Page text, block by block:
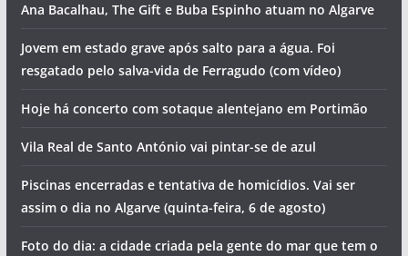
Ana Bacalhau, The Gift e Buba Espinho atuam no Algarve
Jovem em estado grave após salto para a água. Foi
resgatado pelo salva-vida de Ferragudo (com vídeo)
Hoje há concerto com sotaque alentejano em Portimão
Vila Real de Santo António vai pintar-se de azul
Piscinas encerradas e tentativa de homicídios. Vai ser
assim o dia no Algarve (quinta-feira, 6 de agosto)
Foto do dia: a cidade criada pela gente do mar que tem o